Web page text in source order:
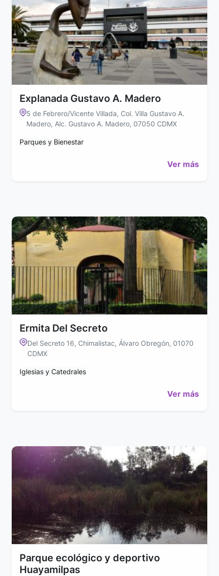
Explanada Gustavo A. Madero
5 de Febrero/Vicente Villada, Col. Villa Gustavo A.
Madero, Alc. Gustavo A. Madero, 07050 CDMX
Parques y Bienestar
Ver más
Ermita Del Secreto
Del Secreto 16, Chimalistac, Álvaro Obregón, 01070
CDMX
Iglesias y Catedrales
Ver más
Parque ecológico y deportivo
Huayamilpas